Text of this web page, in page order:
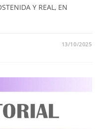
Y REAL, EN
13/10/2025